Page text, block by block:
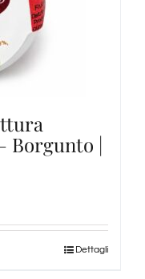
Borgunto |
Dettagli